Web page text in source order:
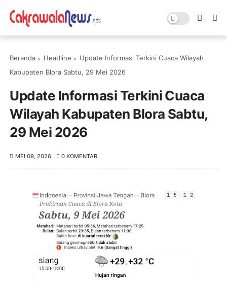
Beranda Headline
Update Informasi Terkini Cuaca Wilayah
Kabupaten Blora Sabtu, 29 Mei 2026
Update Informasi Terkini Cuaca
Wilayah Kabupaten Blora Sabtu,
29 Mei 2026
MEI 09, 2026 0 KOMENTAR